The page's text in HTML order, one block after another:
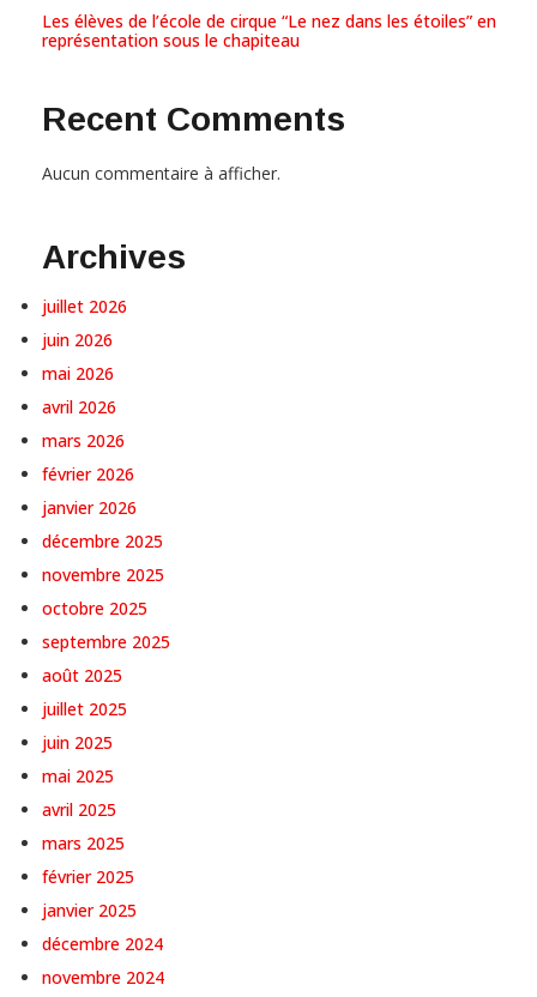
Les élèves de l’école de cirque “Le nez dans les étoiles” en
représentation sous le chapiteau
Recent Comments
Aucun commentaire à afficher.
Archives
juillet 2026
juin 2026
mai 2026
avril 2026
mars 2026
février 2026
janvier 2026
décembre 2025
novembre 2025
octobre 2025
septembre 2025
août 2025
juillet 2025
juin 2025
mai 2025
avril 2025
mars 2025
février 2025
janvier 2025
décembre 2024
novembre 2024